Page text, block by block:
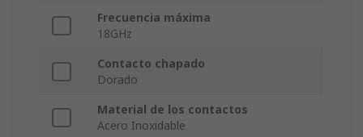
Frecuencia máxima
18GHz
Contacto chapado
Dorado
Material de los contactos
Acero Inoxidable